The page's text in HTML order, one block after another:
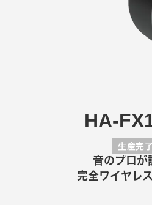
HA-
生産完
音のプロが
完全ワイヤレ